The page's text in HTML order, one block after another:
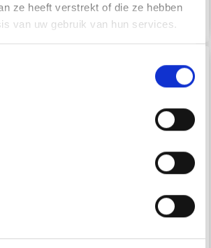
ze heeft verstrekt of die ze hebben
van uw gebruik van hun services.
SCHEEPJES
SWEETHEART SOFT
jusqu'à 50 %
à connaître nos soldes et
en kortingen in het Nederlands?